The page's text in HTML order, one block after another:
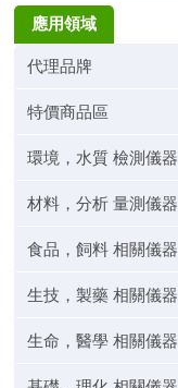
應用領域
代理品牌
特價商品區
環境，水質 檢測儀器
材料，分析 量測儀器
食品，飼料 相關儀器
生技，製藥 相關儀器
生命，醫學 相關儀器